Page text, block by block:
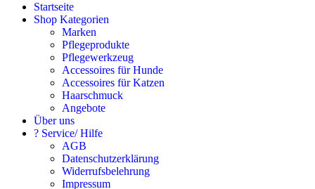
Startseite
Shop Kategorien
Marken
Pflegeprodukte
Pflegewerkzeug
Accessoires für Hunde
Accessoires für Katzen
Haarschmuck
Angebote
Über uns
? Service/ Hilfe
AGB
Datenschutzerklärung
Widerrufsbelehrung
Impressum